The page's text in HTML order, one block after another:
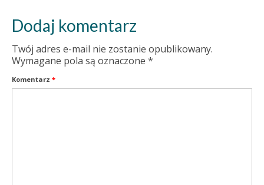
Dodaj komentarz
Twój adres e-mail nie zostanie opublikowany.
Wymagane pola są oznaczone *
Komentarz *